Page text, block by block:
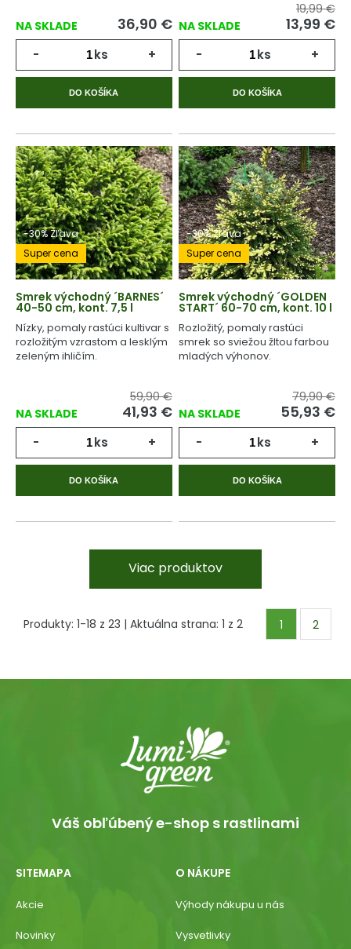
NA SKLADE 36,90 €
- ks +
DO KOŠÍKA
NA SKLADE
19,99 €
13,99 €
- ks +
DO KOŠÍKA
-30% Zľava
Super cena
Smrek východný ´BARNES´
40-50 cm, kont. 7,5 l
Nízky, pomaly rastúci kultivar s
rozložitým vzrastom a lesklým
zeleným ihličím.
NA SKLADE
59,90 €
41,93 €
- ks +
DO KOŠÍKA
-30% Zľava
Super cena
Smrek východný ´GOLDEN
START´ 60-70 cm, kont. 10 l
Rozložitý, pomaly rastúci
smrek so sviežou žltou farbou
mladých výhonov.
NA SKLADE
79,90 €
55,93 €
- ks +
DO KOŠÍKA
Viac produktov
1 2
Produkty: 1-18 z 23 | Aktuálna strana: 1 z 2
Váš obľúbený e-shop s rastlinami
SITEMAPA
Akcie
Novinky
O NÁKUPE
Výhody nákupu u nás
Vysvetlivky